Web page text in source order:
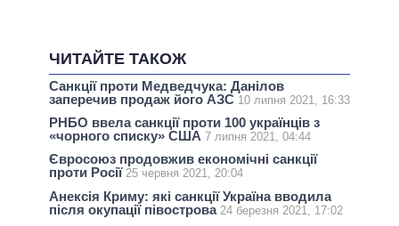
ЧИТАЙТЕ ТАКОЖ
Санкції проти Медведчука: Данілов
заперечив продаж його АЗС 10 липня 2021, 16:33
РНБО ввела санкції проти 100 українців з
«чорного списку» США 7 липня 2021, 04:44
Євросоюз продовжив економічні санкції
проти Росії 25 червня 2021, 20:04
Анексія Криму: які санкції Україна вводила
після окупації півострова 24 березня 2021, 17:02